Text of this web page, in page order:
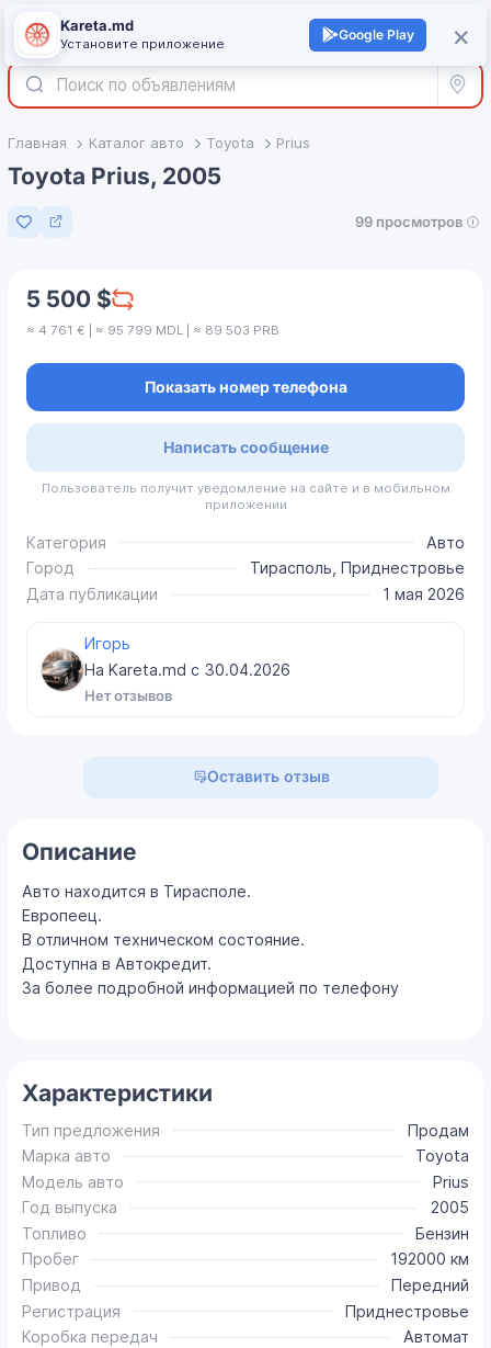
Войти +
Все
Главная Каталог авто Toyota Prius
Toyota Prius, 2005
Добавить в избранное
99 просмотров
5 500 $
≈ 4 761 € | ≈ 95 799 MDL | ≈ 89 503 PRB
Показать номер телефона
Написать сообщение
Пользователь получит уведомление на сайте и в мобильном
приложении
Категория
Авто
Город
Тирасполь, Приднестровье
Дата публикации
1 мая 2026
Игорь
На Kareta.md с 30.04.2026
Нет отзывов
Оставить отзыв
Описание
Авто находится в Тирасполе.
Европеец.
В отличном техническом состояние.
Доступна в Автокредит.
За более подробной информацией по телефону
Характеристики
Тип предложения
Продам
Марка авто
Toyota
Модель авто
Prius
Год выпуска
2005
Топливо
Бензин
Пробег
192000 км
Привод
Передний
Регистрация
Приднестровье
Коробка передач
Автомат
×
Kareta.md
Установите приложение
Google Play